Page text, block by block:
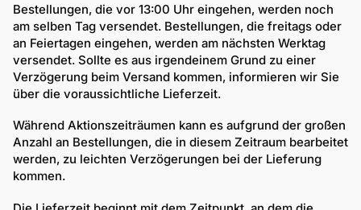
Bestellungen, die vor 13:00 Uhr eingehen, werden noch
am selben Tag versendet. Bestellungen, die freitags oder
an Feiertagen eingehen, werden am nächsten Werktag
versendet. Sollte es aus irgendeinem Grund zu einer
Verzögerung beim Versand kommen, informieren wir Sie
über die voraussichtliche Lieferzeit.
Während Aktionszeiträumen kann es aufgrund der großen
Anzahl an Bestellungen, die in diesem Zeitraum bearbeitet
werden, zu leichten Verzögerungen bei der Lieferung
kommen.